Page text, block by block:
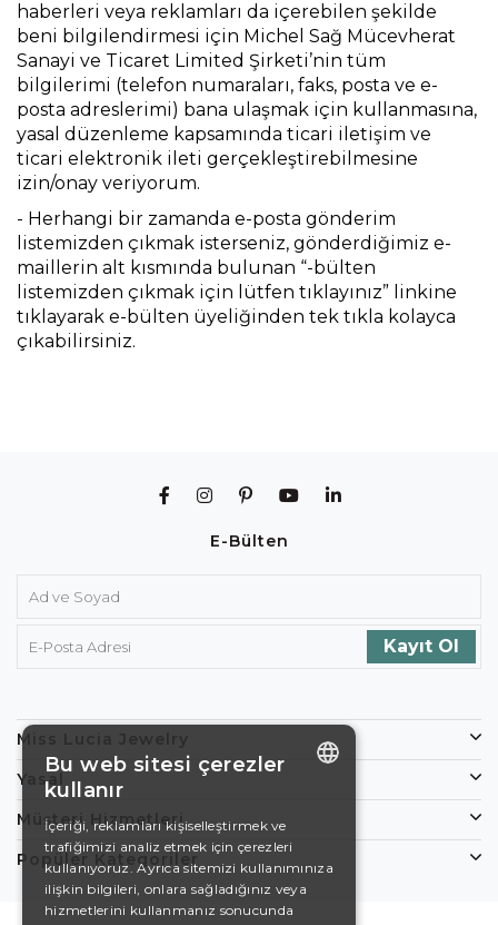
haberleri veya reklamları da içerebilen şekilde
beni bilgilendirmesi için Michel Sağ Mücevherat
Sanayi ve Ticaret Limited Şirketi’nin tüm
bilgilerimi (telefon numaraları, faks, posta ve e-
posta adreslerimi) bana ulaşmak için kullanmasına,
yasal düzenleme kapsamında ticari iletişim ve
ticari elektronik ileti gerçekleştirebilmesine
izin/onay veriyorum.
- Herhangi bir zamanda e-posta gönderim
listemizden çıkmak isterseniz, gönderdiğimiz e-
maillerin alt kısmında bulunan “-bülten
listemizden çıkmak için lütfen tıklayınız” linkine
tıklayarak e-bülten üyeliğinden tek tıkla kolayca
çıkabilirsiniz.
E-Bülten
Miss Lucia Jewelry
Yasal
Müşteri Hizmetleri
Popüler Kategoriler
DE
EN
Bu web sitesi çerezler
kullanır
İçeriği, reklamları kişiselleştirmek ve
trafiğimizi analiz etmek için çerezleri
kullanıyoruz. Ayrıca sitemizi kullanımınıza
ilişkin bilgileri, onlara sağladığınız veya
hizmetlerini kullanmanız sonucunda